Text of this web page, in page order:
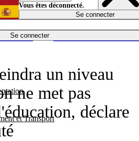
Se connecter
et Transport
Économie
Español
Vous êtes déconnecté.
Se connecter
un niveau
ne met pas
déclare